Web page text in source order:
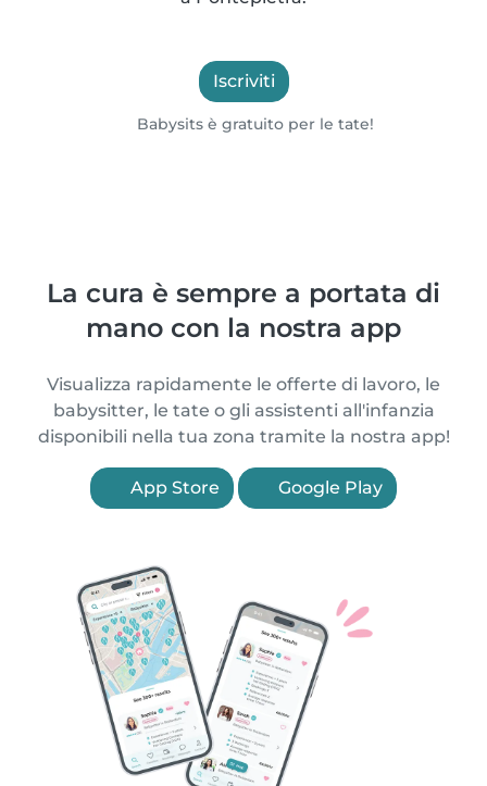
Iscriviti
Babysits è gratuito per le tate!
La cura è sempre a portata di
mano con la nostra app
Visualizza rapidamente le offerte di lavoro, le
babysitter, le tate o gli assistenti all'infanzia
disponibili nella tua zona tramite la nostra app!
App Store Google Play